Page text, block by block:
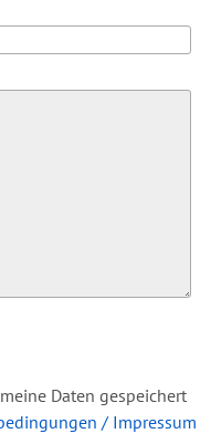
Daten gespeichert
/ Impressum